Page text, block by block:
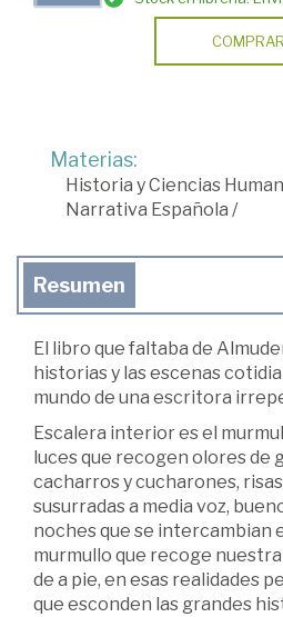
COMPRAR
Materias:
Historia y Ciencias
Narrativa Española /
Resumen
El libro que faltaba de
historias y las escenas
mundo de una escritora
Escalera interior es el
luces que recogen olores de
cacharros y cucharones,
susurradas a media voz,
noches que se intercambian
murmullo que recoge
de a pie, en esas realidades
que esconden las grandes